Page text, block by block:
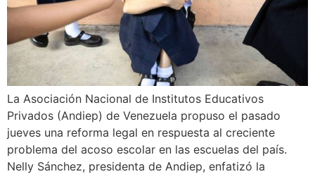
La Asociación Nacional de Institutos Educativos
Privados (Andiep) de Venezuela propuso el pasado
jueves una reforma legal en respuesta al creciente
problema del acoso escolar en las escuelas del país.
Nelly Sánchez, presidenta de Andiep, enfatizó la